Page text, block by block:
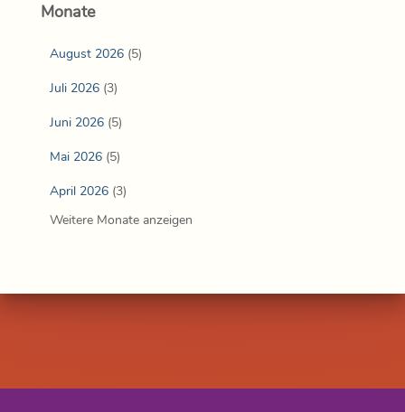
Monate
August 2026 (5)
Juli 2026 (3)
Juni 2026 (5)
Mai 2026 (5)
April 2026 (3)
Weitere Monate anzeigen